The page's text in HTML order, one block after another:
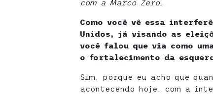
com a Marco Zero.
Como você vê essa
Unidos, já visando as
você falou que via como
o fortalecimento da
Sim, porque eu acho que
acontecendo hoje, com a